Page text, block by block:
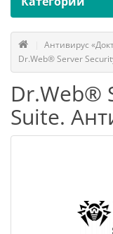
Антивирус
Dr.Web® Server
Dr.Web®
Suite.